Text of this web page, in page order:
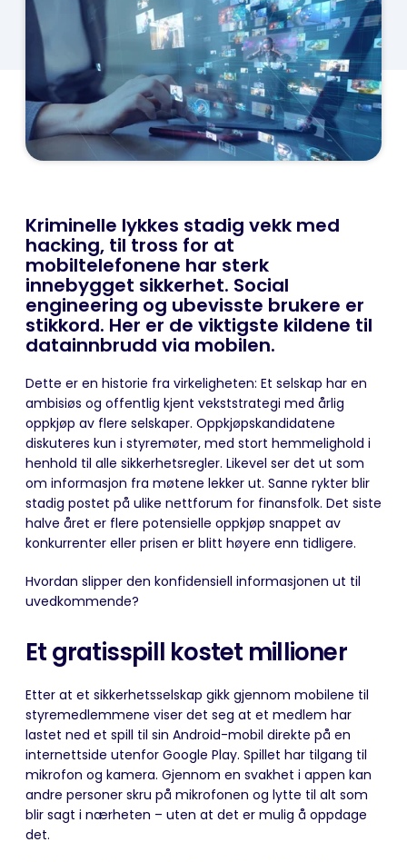
Kriminelle lykkes stadig vekk med
hacking, til tross for at
mobiltelefonene har sterk
innebygget sikkerhet. Social
engineering og ubevisste brukere er
stikkord. Her er de viktigste kildene til
datainnbrudd via mobilen.
Dette er en historie fra virkeligheten: Et selskap har en
ambisiøs og offentlig kjent vekststrategi med årlig
oppkjøp av flere selskaper. Oppkjøpskandidatene
diskuteres kun i styremøter, med stort hemmelighold i
henhold til alle sikkerhetsregler. Likevel ser det ut som
om informasjon fra møtene lekker ut. Sanne rykter blir
stadig postet på ulike nettforum for finansfolk. Det siste
halve året er flere potensielle oppkjøp snappet av
konkurrenter eller prisen er blitt høyere enn tidligere.
Hvordan slipper den konfidensiell informasjonen ut til
uvedkommende?
Et gratisspill kostet millioner
Etter at et sikkerhetsselskap gikk gjennom mobilene til
styremedlemmene viser det seg at et medlem har
lastet ned et spill til sin Android-mobil direkte på en
internettside utenfor Google Play. Spillet har tilgang til
mikrofon og kamera. Gjennom en svakhet i appen kan
andre personer skru på mikrofonen og lytte til alt som
blir sagt i nærheten – uten at det er mulig å oppdage
det.